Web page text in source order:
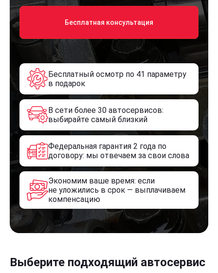
Бесплатная консультация
Бесплатный осмотр по 41 параметру
в подарок
В сети более 30 автосервисов:
выбирайте самый близкий
Федеральная гарантия 2 года по
договору: мы отвечаем за свои слова
Экономим ваше время: если
не уложились в срок — выплачиваем
компенсацию
Выберите подходящий автосервис